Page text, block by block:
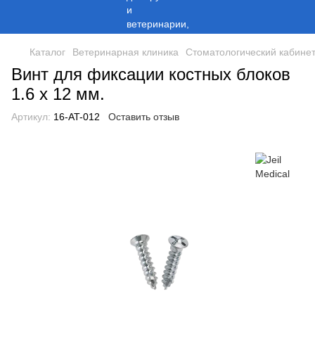
Каталог Ветеринарная клиника Стоматологический кабинет
Винт для фиксации костных блоков
1.6 х 12 мм.
Артикул: 16-AT-012 Оставить отзыв